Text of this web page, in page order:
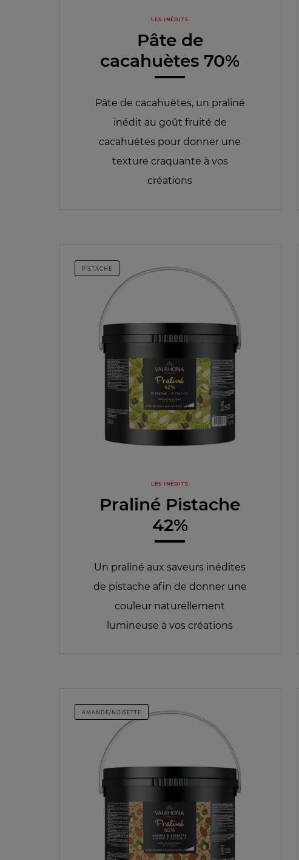
LES INÉDITS
Pâte de
cacahuètes 70%
Pâte de cacahuètes, un praliné
inédit au goût fruité de
cacahuètes pour donner une
texture craquante à vos
créations
PISTACHE
LES INÉDITS
Praliné Pistache
42%
Un praliné aux saveurs inédites
de pistache afin de donner une
couleur naturellement
lumineuse à vos créations
AMANDE/NOISETTE